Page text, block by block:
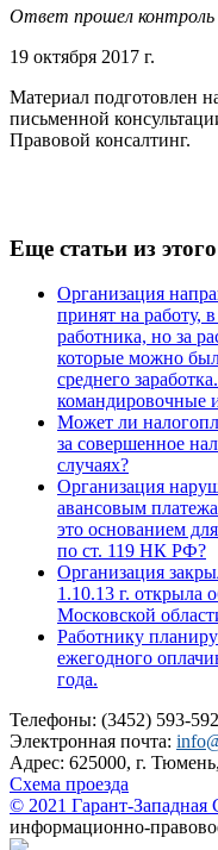
Ответ прошел контроль
19 октября 2017 г.
Материал подготовлен
письменной
Правовой консалтинг.
Еще статьи из
Организация
принят на работу,
работника, но за
которые можно
среднего
командировочные
Может ли
за совершенное
случаях?
Организация
авансовым
это основанием
по ст. 119 НК РФ?
Организация
1.10.13 г. открыла
Московской
Работнику
ежегодного
года.
Телефоны: (3452) 593-
Электронная почта:
Адрес: 625000, г.
Схема проезда
© 2021 Гарант-Западная
информационно-